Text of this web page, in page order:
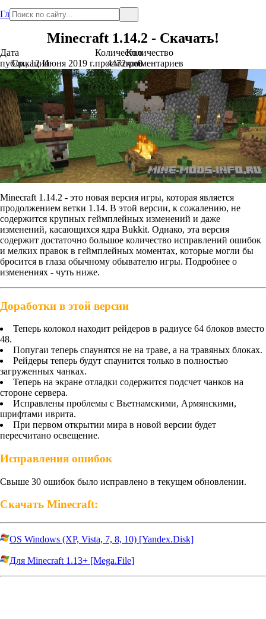
Главная
Minecraft 1.14.2 - Скачать!
Дата
публикации
Ср., 12 Июня 2019 г.
Количество
просмотров
4472
Количество
комментариев
0
Minecraft 1.14.2 - это новая версия игры, которая является
продолжением ветки 1.14. В этой версии, к сожалению, не
содержится крупных геймплейных изменений и даже
изменений, касающихся ядра Bukkit. Однако, эта версия
содержит достаточно большое количество исправлений ошибок
и мелких правок в геймплейных моментах, которые могли бы
бросится в глаза обычному обывателю игры. Подробнее о
изменениях - чуть ниже.
Доработки в этой версии
Теперь колокол находит рейдеров в радиусе 64 блоков вместо
48.
Попугаи теперь спаунятся не на траве, а на травяных блоках.
Рейдеры теперь будут спаунится только в полностью
загруженных чанках.
Теперь на экране отладки содержится подсчет чанков на
стороне сервера.
Исправлены проблемы с Вьетнамскими, Армянскими,
шрифтами иврита.
При первом открытии мира в новой версии будет
пересчитано освещение.
Исправления ошибок
Свыше 30 ошибок было исправлено в текущем обновлении.
Скачать Minecraft:
OS Windows (XP, Vista, 7, 8, 10) [Yandex.Disk]
Для Minecraft 1.13+ [Mega.File]